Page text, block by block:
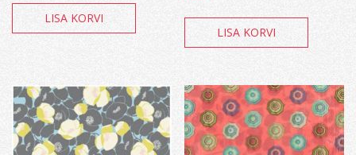
LISA KORVI
LISA KORVI